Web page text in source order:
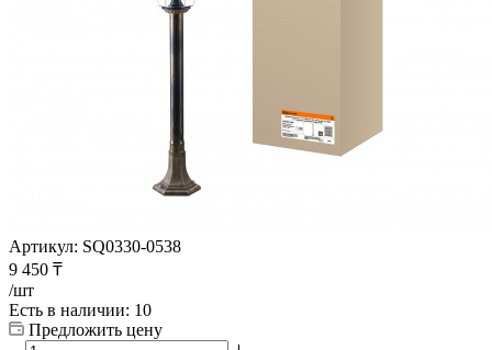
Артикул: SQ0330-0538
9 450 ₸
/шт
Есть в наличии: 10
Предложить цену